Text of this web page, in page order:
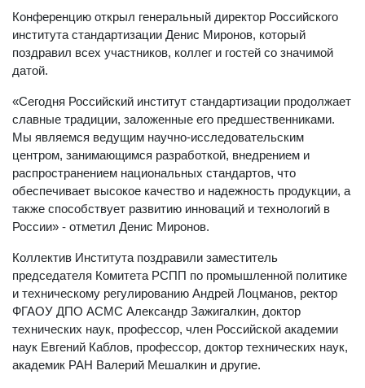
Конференцию открыл генеральный директор Российского
института стандартизации Денис Миронов, который
поздравил всех участников, коллег и гостей со значимой
датой.
«Сегодня Российский институт стандартизации продолжает
славные традиции, заложенные его предшественниками.
Мы являемся ведущим научно-исследовательским
центром, занимающимся разработкой, внедрением и
распространением национальных стандартов, что
обеспечивает высокое качество и надежность продукции, а
также способствует развитию инноваций и технологий в
России» - отметил Денис Миронов.
Коллектив Института поздравили заместитель
председателя Комитета РСПП по промышленной политике
и техническому регулированию Андрей Лоцманов, ректор
ФГАОУ ДПО АСМС Александр Зажигалкин, доктор
технических наук, профессор, член Российской академии
наук Евгений Каблов, профессор, доктор технических наук,
академик РАН Валерий Мешалкин и другие.